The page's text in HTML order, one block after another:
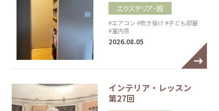
エクステリア・庭
#エアコン #吹き抜け #子ども部屋
#室内窓
2026.08.05
インテリア・レッスン
第27回